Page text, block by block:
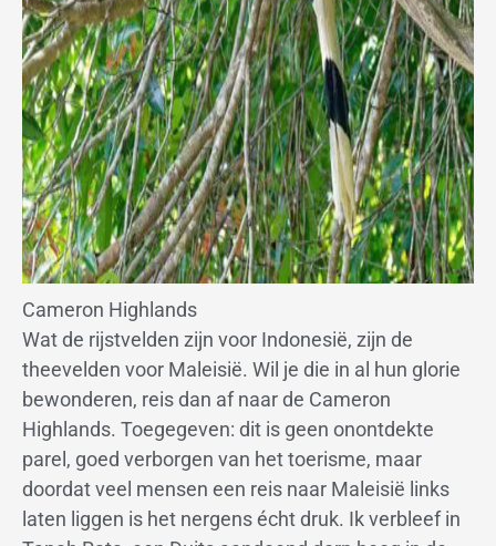
Cameron Highlands
Wat de rijstvelden zijn voor Indonesië, zijn de
theevelden voor Maleisië. Wil je die in al hun glorie
bewonderen, reis dan af naar de Cameron
Highlands. Toegegeven: dit is geen onontdekte
parel, goed verborgen van het toerisme, maar
doordat veel mensen een reis naar Maleisië links
laten liggen is het nergens écht druk. Ik verbleef in